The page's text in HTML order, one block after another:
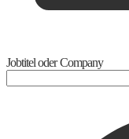
Jobtitel oder Company